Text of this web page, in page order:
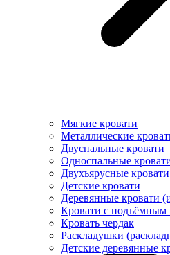
Мягкие кровати
Металлические
Двуспальные кровати
Односпальные
Двухъярусные кровати
Детские кровати
Деревянные кровати
Кровати с подъёмным
Кровать чердак
Раскладушки
Детские деревянные